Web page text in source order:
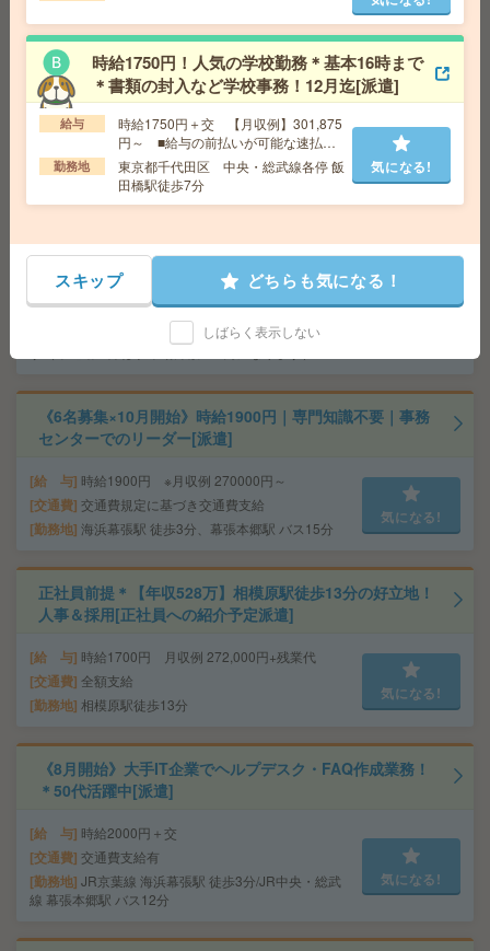
給 与
時給1950円＋交 【月収例】324,187円～ ■
給与の前払いが可能な速払いサービスあり
交通費 交通費支給あり
勤務地 神奈川県藤沢市 東海道本線（東日本） 藤沢
駅バス10分、横須賀線 大船駅バス15分
気になる!
【12月】食堂あり！長期！総務系サポート事務のお仕
時給1550円 月収例 242,730円
交通費 全額支給
から無料でタクシー送迎あり！ ＊場所坂戸市片柳で
《6名募集×10月開始》時給1900円｜専門知識不要｜事務
センターでのリーダー[派遣]
給 与 時給1900円 ※月収例 270000円～
交通費 交通費規定に基づき交通費支給
勤務地 海浜幕張駅 徒歩3分、幕張本郷駅 バス15分
気になる!
正社員前提＊【年収528万】相模原駅徒歩13分の好立地！
人事＆採用[正社員への紹介予定派遣]
給 与 時給1700円 月収例 272,000円+残業代
交通費 全額支給
勤務地 相模原駅徒歩13分
気になる!
《8月開始》大手IT企業でヘルプデスク・FAQ作成業務！
＊50代活躍中[派遣]
給 与 時給2000円＋交
交通費 交通費支給有
勤務地 JR京葉線 海浜幕張駅 徒歩3分/JR中央・総武
線 幕張本郷駅 バス12分
気になる!
時給1750円！人気の学校勤務＊基本16時まで
＊書類の封入など学校事務！12月迄[派遣]
給与
時給1750円＋交 【月収例】301,875
円～ ■給与の前払いが可能な速払い
サービスあり
勤務地
東京都千代田区 中央・総武線各停 飯
田橋駅徒歩7分
気になる!
スキップ どちらも気になる！
しばらく表示しない